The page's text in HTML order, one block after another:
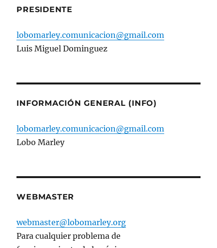
PRESIDENTE
lobomarley.comunicacion@gmail.com
Luis Miguel Dominguez
INFORMACIÓN GENERAL (INFO)
lobomarley.comunicacion@gmail.com
Lobo Marley
WEBMASTER
webmaster@lobomarley.org
Para cualquier problema de